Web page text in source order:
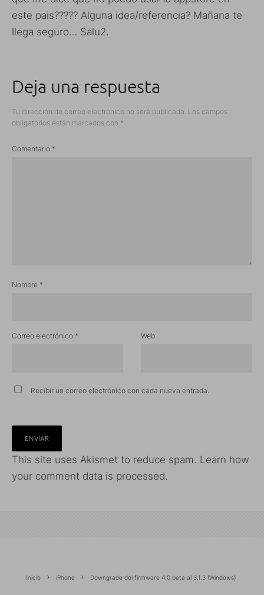
este pais????? Alguna idea/referencia? Mañana te
llega seguro… Salu2.
Deja una respuesta
Tu dirección de correo electrónico no será publicada. Los campos
obligatorios están marcados con *
Comentario *
Nombre *
Correo electrónico * Web
Recibir un correo electrónico con cada nueva entrada.
This site uses Akismet to reduce spam. Learn how
your comment data is processed.
Inicio iPhone Downgrade del firmware 4.0 beta al 3.1.3 (Windows)